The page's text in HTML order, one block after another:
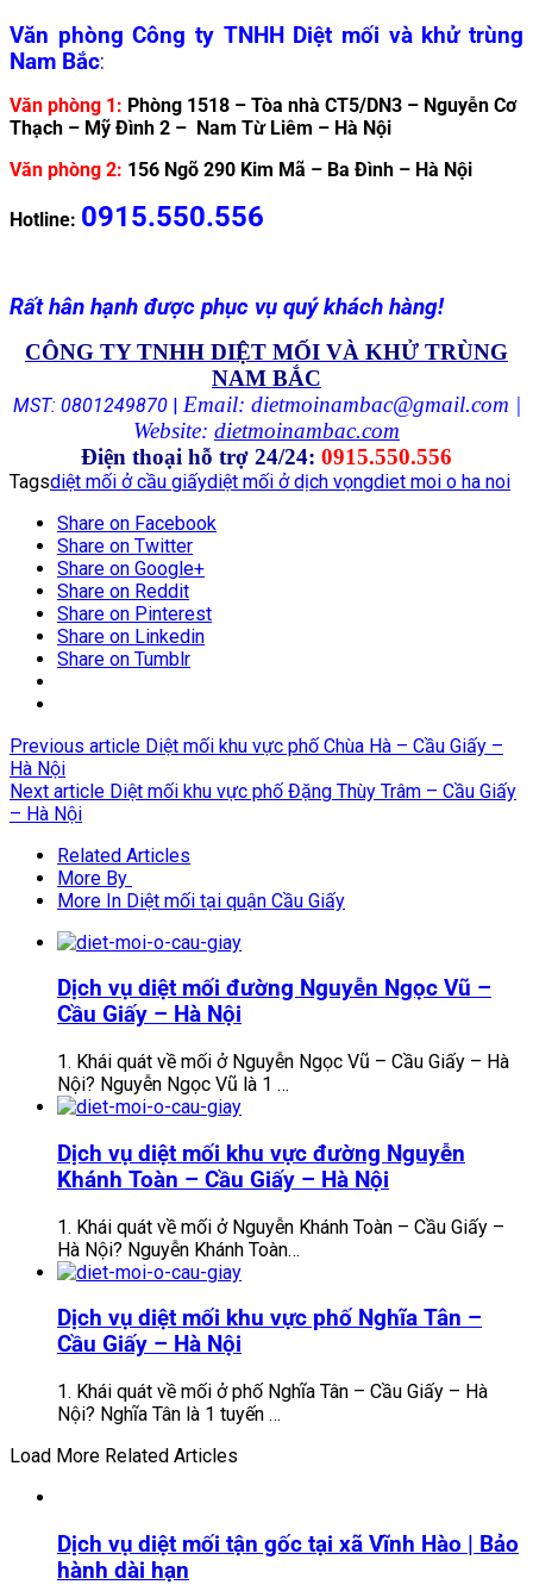
Văn phòng Công ty TNHH Diệt mối và khử trùng
Nam Bắc:
Văn phòng 1: Phòng 1518 – Tòa nhà CT5/DN3 – Nguyễn Cơ
Thạch – Mỹ Đình 2 – Nam Từ Liêm – Hà Nội
Văn phòng 2: 156 Ngõ 290 Kim Mã – Ba Đình – Hà Nội
Hotline: 0915.550.556
Rất hân hạnh được phục vụ quý khách hàng!
CÔNG TY TNHH DIỆT MỐI VÀ KHỬ TRÙNG
NAM BẮC
MST: 0801249870| Email: dietmoinambac@gmail.com |
Website: dietmoinambac.com
Điện thoại hỗ trợ 24/24: 0915.550.556
Tagsdiệt mối ở cầu giấydiệt mối ở dịch vọngdiet moi o ha noi
Share on Facebook
Share on Twitter
Share on Google+
Share on Reddit
Share on Pinterest
Share on Linkedin
Share on Tumblr
Previous article Diệt mối khu vực phố Chùa Hà – Cầu Giấy –
Hà Nội
Next article Diệt mối khu vực phố Đặng Thùy Trâm – Cầu Giấy
– Hà Nội
Related Articles
More By
More In Diệt mối tại quận Cầu Giấy
Dịch vụ diệt mối đường Nguyễn Ngọc Vũ –
Cầu Giấy – Hà Nội
1. Khái quát về mối ở Nguyễn Ngọc Vũ – Cầu Giấy – Hà
Nội? Nguyễn Ngọc Vũ là 1 …
Dịch vụ diệt mối khu vực đường Nguyễn
Khánh Toàn – Cầu Giấy – Hà Nội
1. Khái quát về mối ở Nguyễn Khánh Toàn – Cầu Giấy –
Hà Nội? Nguyễn Khánh Toàn…
Dịch vụ diệt mối khu vực phố Nghĩa Tân –
Cầu Giấy – Hà Nội
1. Khái quát về mối ở phố Nghĩa Tân – Cầu Giấy – Hà
Nội? Nghĩa Tân là 1 tuyến …
Load More Related Articles
Dịch vụ diệt mối tận gốc tại xã Vĩnh Hào | Bảo
hành dài hạn